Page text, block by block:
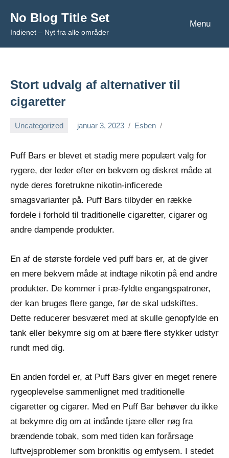
indhold
No Blog Title Set
Indienet – Nyt fra alle områder
Menu
Stort udvalg af alternativer til
cigaretter
Uncategorized januar 3, 2023 Esben
Puff Bars er blevet et stadig mere populært valg for
rygere, der leder efter en bekvem og diskret måde at
nyde deres foretrukne nikotin-inficerede
smagsvarianter på. Puff Bars tilbyder en række
fordele i forhold til traditionelle cigaretter, cigarer og
andre dampende produkter.
En af de største fordele ved puff bars er, at de giver
en mere bekvem måde at indtage nikotin på end andre
produkter. De kommer i præ-fyldte engangspatroner,
der kan bruges flere gange, før de skal udskiftes.
Dette reducerer besværet med at skulle genopfylde en
tank eller bekymre sig om at bære flere stykker udstyr
rundt med dig.
En anden fordel er, at Puff Bars giver en meget renere
rygeoplevelse sammenlignet med traditionelle
cigaretter og cigarer. Med en Puff Bar behøver du ikke
at bekymre dig om at indånde tjære eller røg fra
brændende tobak, som med tiden kan forårsage
luftvejsproblemer som bronkitis og emfysem. I stedet